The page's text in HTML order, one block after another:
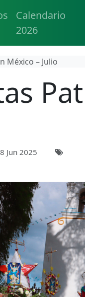
Calendario
2026
México – Julio
Jun 2025